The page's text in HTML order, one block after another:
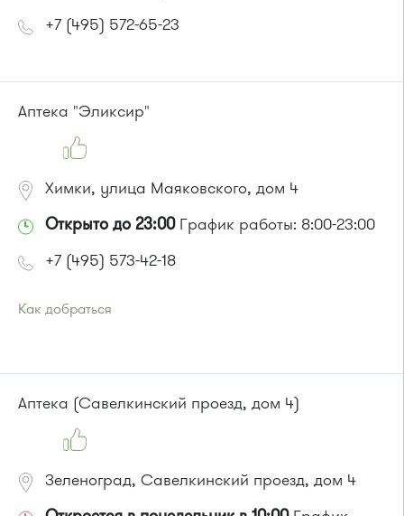
+7 (495) 572-65-23
Аптека "Эликсир"
Химки, улица Маяковского, дом 4
Открыто до 23:00График работы: 8:00-23:00
+7 (495) 573-42-18
Как добраться
Маршрутка № 431м, 476м
или до остановки"Нагорное шоссе":
Автобусы № 30, 43, 817, 851, 905.
Маршрутка № 431м, 476м
Аптека (Савелкинский проезд, дом 4)
Зеленоград, Савелкинский проезд, дом 4